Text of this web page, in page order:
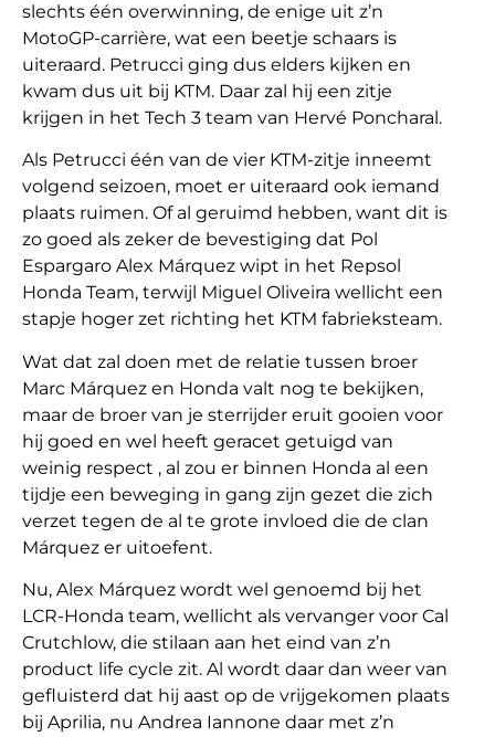
slechts één overwinning, de enige uit z’n
MotoGP-carrière, wat een beetje schaars is
uiteraard. Petrucci ging dus elders kijken en
kwam dus uit bij KTM. Daar zal hij een zitje
krijgen in het Tech 3 team van Hervé Poncharal.
Als Petrucci één van de vier KTM-zitje inneemt
volgend seizoen, moet er uiteraard ook iemand
plaats ruimen. Of al geruimd hebben, want dit is
zo goed als zeker de bevestiging dat Pol
Espargaro Alex Márquez wipt in het Repsol
Honda Team, terwijl Miguel Oliveira wellicht een
stapje hoger zet richting het KTM fabrieksteam.
Wat dat zal doen met de relatie tussen broer
Marc Márquez en Honda valt nog te bekijken,
maar de broer van je sterrijder eruit gooien voor
hij goed en wel heeft geracet getuigd van
weinig respect , al zou er binnen Honda al een
tijdje een beweging in gang zijn gezet die zich
verzet tegen de al te grote invloed die de clan
Márquez er uitoefent.
Nu, Alex Márquez wordt wel genoemd bij het
LCR-Honda team, wellicht als vervanger voor Cal
Crutchlow, die stilaan aan het eind van z’n
product life cycle zit. Al wordt daar dan weer van
gefluisterd dat hij aast op de vrijgekomen plaats
bij Aprilia, nu Andrea Iannone daar met z’n